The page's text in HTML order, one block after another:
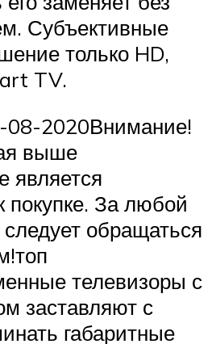
Субъективные
только HD,
TV.
08-2020Внимание!
выше
является
покупке. За любой
обращаться
телевизоры с
заставляют с
габаритные